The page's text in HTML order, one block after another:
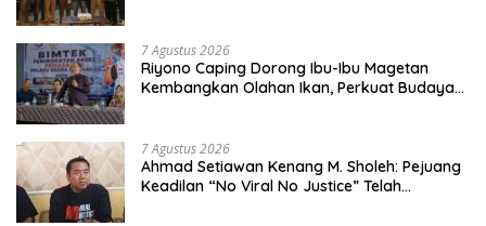
7 Agustus 2026
Riyono Caping Dorong Ibu-Ibu Magetan
Kembangkan Olahan Ikan, Perkuat Budaya
7 Agustus 2026
Ahmad Setiawan Kenang M. Sholeh: Pejuang
Keadilan “No Viral No Justice” Telah